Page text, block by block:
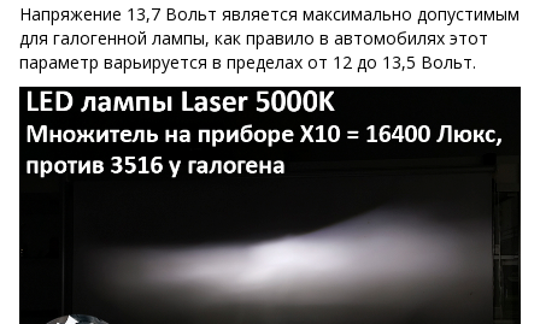
Напряжение 13,7 Вольт является максимально допустимым
для галогенной лампы, как правило в автомобилях этот
параметр варьируется в пределах от 12 до 13,5 Вольт.